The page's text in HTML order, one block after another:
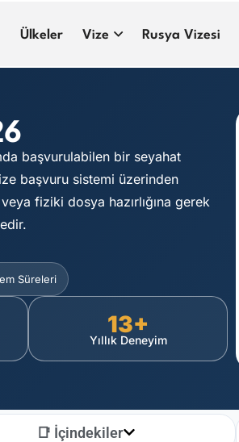
Ülkeler Vize Rusya Vizesi
başvurulabilen bir seyahat
başvuru sistemi üzerinden
fiziki dosya hazırlığına gerek
Süreleri
13+
Yıllık Deneyim
📑 İçindekiler